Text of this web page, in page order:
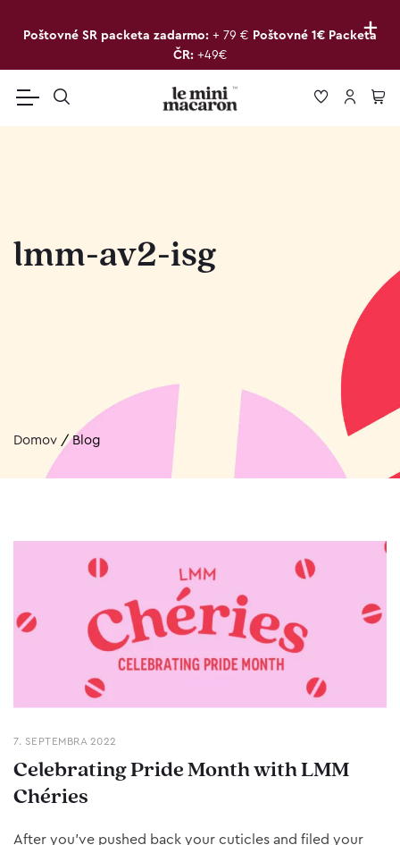
+
Poštovné SR packeta zadarmo: + 79 € Poštovné 1€ Packeta
ČR: +49€
lmm-av2-isg
Domov /Blog
7. SEPTEMBRA 2022
Celebrating Pride Month with LMM
Chéries
After you’ve pushed back your cuticles and filed your